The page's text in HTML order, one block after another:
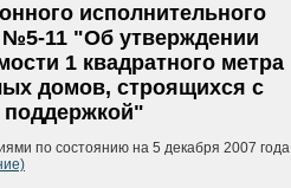
исполнительного
№5-11 "Об утверждении
1 квадратного метра
домов, строящихся с
поддержкой"
по состоянию на 5 декабря 2007 года